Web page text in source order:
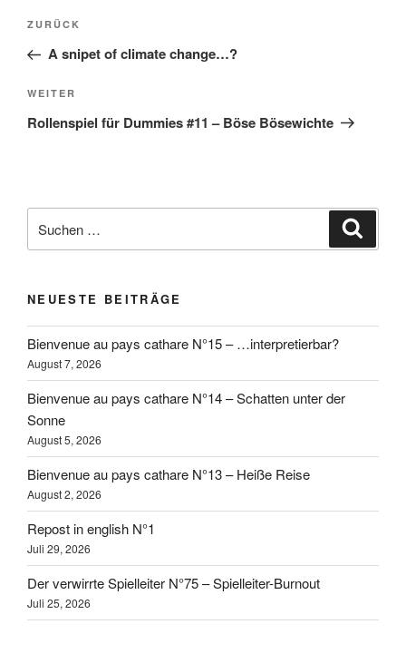
Beitragsnavigation
Vorheriger
Beitrag
ZURÜCK
A snipet of climate change…?
Nächster
Beitrag
WEITER
Rollenspiel für Dummies #11 – Böse Bösewichte
nach:
NEUESTE BEITRÄGE
Bienvenue au pays cathare N°15 – …interpretierbar?
August 7, 2026
Bienvenue au pays cathare N°14 – Schatten unter der
Sonne
August 5, 2026
Bienvenue au pays cathare N°13 – Heiße Reise
August 2, 2026
Repost in english N°1
Juli 29, 2026
Der verwirrte Spielleiter N°75 – Spielleiter-Burnout
Juli 25, 2026